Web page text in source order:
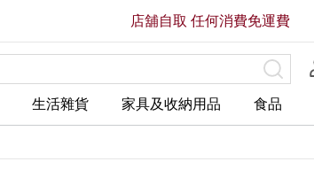
生活雜貨 家具及收納用品 食品
店舖自取 任何消費免運費